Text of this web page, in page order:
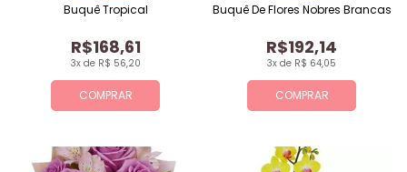
COMPRAR
3x de R$ 56,20
R$168,61
Buquê Tropical
COMPRAR
3x de R$ 64,05
R$192,14
Buquê De Flores Nobres Brancas